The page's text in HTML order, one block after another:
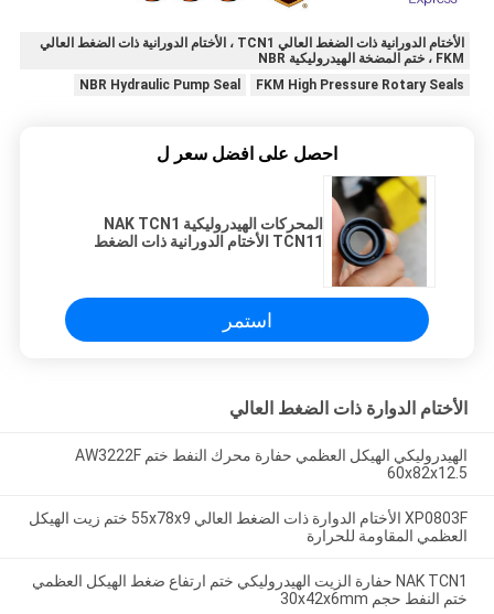
الأختام الدورانية ذات الضغط العالي TCN1 ، الأختام الدورانية ذات الضغط العالي
FKM ، ختم المضخة الهيدروليكية NBR
FKM High Pressure Rotary Seals
NBR Hydraulic Pump Seal
احصل على افضل سعر ل
المحركات الهيدروليكية NAK TCN1
TCN11 الأختام الدورانية ذات الضغط
استمر
الأختام الدوارة ذات الضغط العالي
الهيدروليكي الهيكل العظمي حفارة محرك النفط ختم AW3222F
60x82x12.5
XP0803F الأختام الدوارة ذات الضغط العالي 55x78x9 ختم زيت الهيكل
العظمي المقاومة للحرارة
NAK TCN1 حفارة الزيت الهيدروليكي ختم ارتفاع ضغط الهيكل العظمي
ختم النفط حجم 30x42x6mm